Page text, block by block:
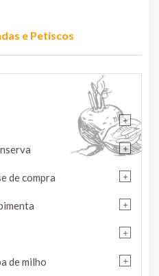
e Petiscos
+
+
+
de compra
+
+
+
de milho